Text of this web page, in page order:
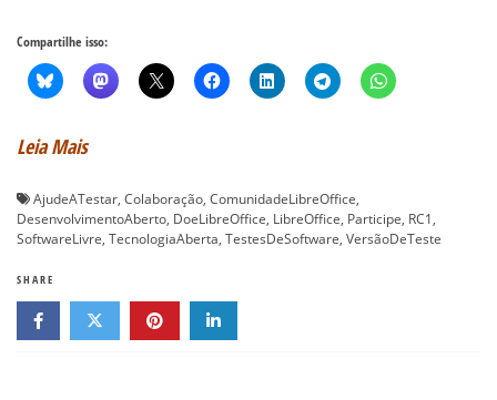
Compartilhe isso:
Leia Mais
AjudeATestar, Colaboração, ComunidadeLibreOffice,
DesenvolvimentoAberto, DoeLibreOffice, LibreOffice, Participe, RC1,
SoftwareLivre, TecnologiaAberta, TestesDeSoftware, VersãoDeTeste
SHARE